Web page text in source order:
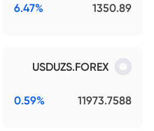
1350.89
6.47%
USDUZS.FOREX
11973.7588
0.59%